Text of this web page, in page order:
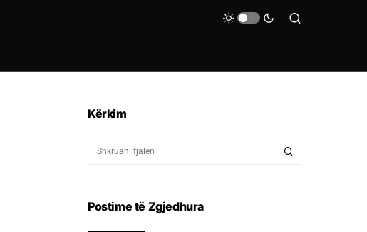
Kërkim
Postime të Zgjedhura